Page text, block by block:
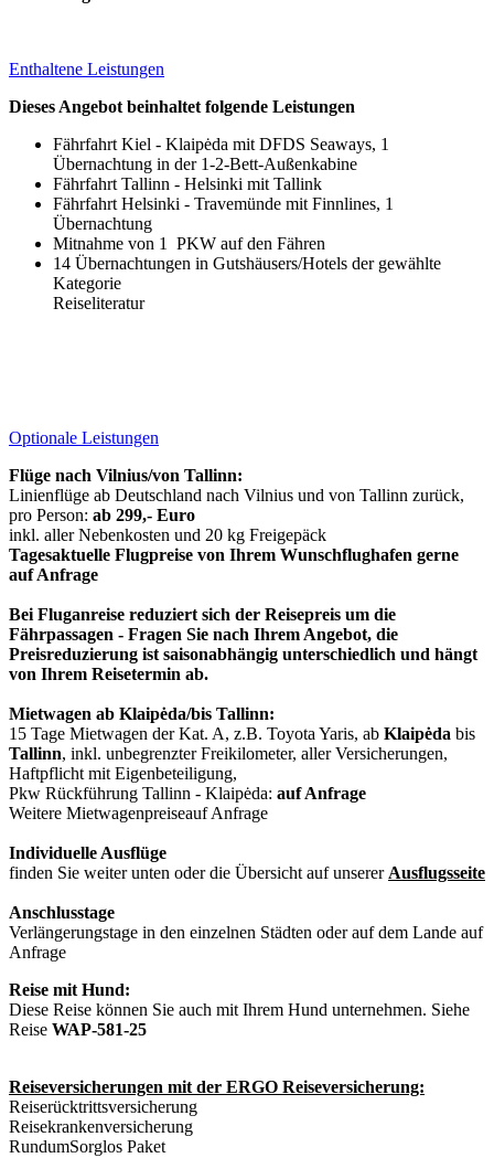
Enthaltene Leistungen
Dieses Angebot beinhaltet folgende Leistungen
Fährfahrt Kiel - Klaipėda mit DFDS Seaways, 1
Übernachtung in der 1-2-Bett-Außenkabine
Fährfahrt Tallinn - Helsinki mit Tallink
Fährfahrt Helsinki - Travemünde mit Finnlines, 1
Übernachtung
Mitnahme von 1 PKW auf den Fähren
14 Übernachtungen in Gutshäusers/Hotels der gewählte
Kategorie
Reiseliteratur
Optionale Leistungen
Flüge nach Vilnius/von Tallinn:
Linienflüge ab Deutschland nach Vilnius und von Tallinn zurück,
pro Person: ab 299,- Euro
inkl. aller Nebenkosten und 20 kg Freigepäck
Tagesaktuelle Flugpreise von Ihrem Wunschflughafen gerne
auf Anfrage
Bei Fluganreise reduziert sich der Reisepreis um die
Fährpassagen - Fragen Sie nach Ihrem Angebot, die
Preisreduzierung ist saisonabhängig unterschiedlich und hängt
von Ihrem Reisetermin ab.
Mietwagen ab Klaipėda/bis Tallinn:
15 Tage Mietwagen der Kat. A, z.B. Toyota Yaris, ab Klaipėda bis
Tallinn, inkl. unbegrenzter Freikilometer, aller Versicherungen,
Haftpflicht mit Eigenbeteiligung,
Pkw Rückführung Tallinn - Klaipėda: auf Anfrage
Weitere Mietwagenpreiseauf Anfrage
Individuelle Ausflüge
finden Sie weiter unten oder die Übersicht auf unsererAusflugsseite
Anschlusstage
Verlängerungstage in den einzelnen Städten oder auf dem Lande auf
Anfrage
Reise mit Hund:
Diese Reise können Sie auch mit Ihrem Hund unternehmen. Siehe
Reise WAP-581-25
Reiseversicherungen mit der ERGO Reiseversicherung:
Reiserücktrittsversicherung
Reisekrankenversicherung
RundumSorglos Paket